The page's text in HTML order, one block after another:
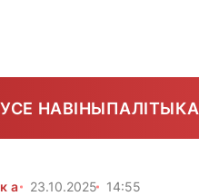
УСЕ НАВІНЫПАЛІТЫКА
23.10.2025 14:55